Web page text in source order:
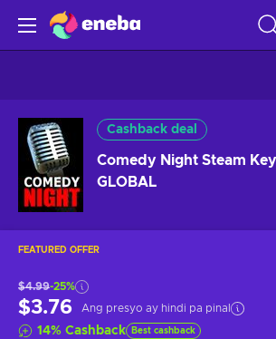
Cashback deal
Comedy Night Steam Key
GLOBAL
FEATURED OFFER
$4.99-25%
$3.76 Ang presyo ay hindi pa pinal
14% Cashback Best cashback